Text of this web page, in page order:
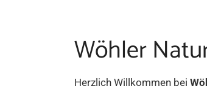
Wöhler
Herzlich Willkommen bei